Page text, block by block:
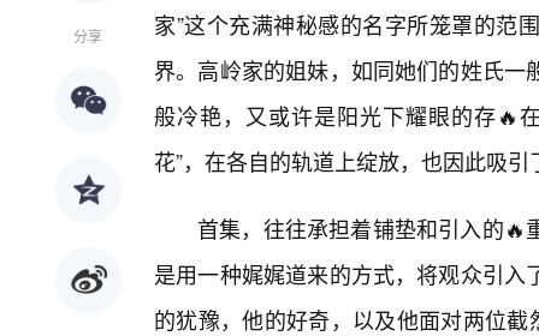
分享
家”这个充满神秘感的名字所笼罩的范
界。高岭家的姐妹，如同她们的姓氏
般冷艳，又或许是阳光下耀眼的存🔥
花”，在各自的轨道上绽放，也因此吸引
首集，往往承担着铺垫和引入的
是用一种娓娓道来的方式，将观众引
的犹豫，他的好奇，以及他面对两位